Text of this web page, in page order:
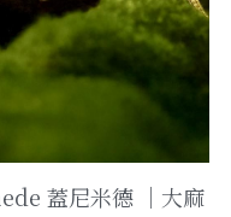
蓋尼米德 ｜大麻